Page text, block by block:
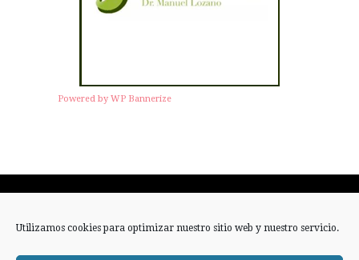
Utilizamos cookies para optimizar nuestro sitio web y nuestro servicio.
Powered by WP Bannerize
Twitter Facebook
Instagram